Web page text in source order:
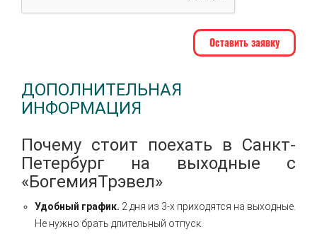
ДОПОЛНИТЕЛЬНАЯ
ИНФОРМАЦИЯ
Почему стоит поехать в Санкт-
Петербург на выходные с
«БогемияТрэвел»
Удобный график. 2 дня из 3-х приходятся на выходные.
Не нужно брать длительный отпуск.